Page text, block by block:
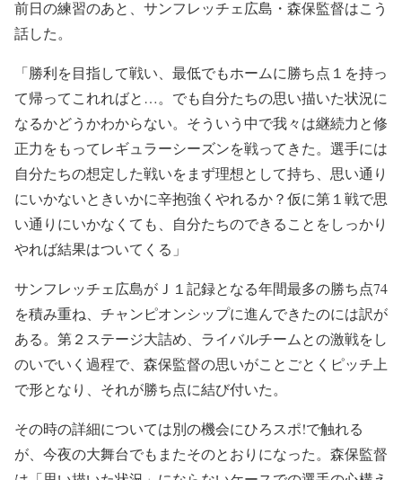
前日の練習のあと、サンフレッチェ広島・森保監督はこう
話した。
「勝利を目指して戦い、最低でもホームに勝ち点１を持っ
て帰ってこれればと…。でも自分たちの思い描いた状況に
なるかどうかわからない。そういう中で我々は継続力と修
正力をもってレギュラーシーズンを戦ってきた。選手には
自分たちの想定した戦いをまず理想として持ち、思い通り
にいかないときいかに辛抱強くやれるか？仮に第１戦で思
い通りにいかなくても、自分たちのできることをしっかり
やれば結果はついてくる」
サンフレッチェ広島がＪ１記録となる年間最多の勝ち点74
を積み重ね、チャンピオンシップに進んできたのには訳が
ある。第２ステージ大詰め、ライバルチームとの激戦をし
のいでいく過程で、森保監督の思いがことごとくピッチ上
で形となり、それが勝ち点に結び付いた。
その時の詳細については別の機会にひろスポ!で触れる
が、今夜の大舞台でもまたそのとおりになった。森保監督